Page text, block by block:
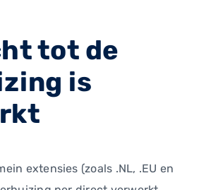
tot de
is
extensies (zoals .NL, .EU en